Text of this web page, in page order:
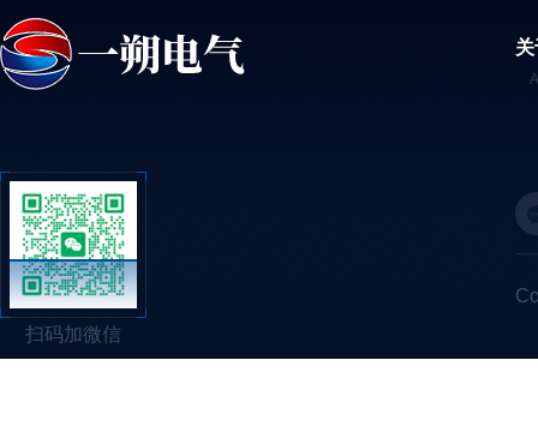
扫码加微信